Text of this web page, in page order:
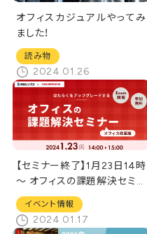
オフィスカジュアルやってみ
ました！
読み物
2024.01.26
【セミナー終了】1月23日14時
～ オフィスの課題解決セミナ
ー～オフィス改革編～※202
3年12月15日に開催したセミ
ナーの録画配信
イベント情報
2024.01.17